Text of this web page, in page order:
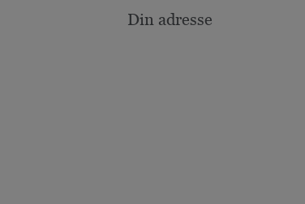
Din adresse